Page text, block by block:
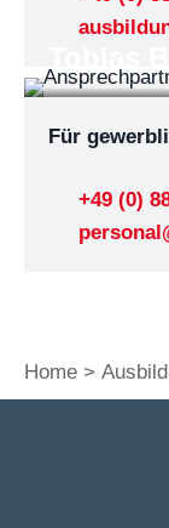
Für
+49 (0)
Home